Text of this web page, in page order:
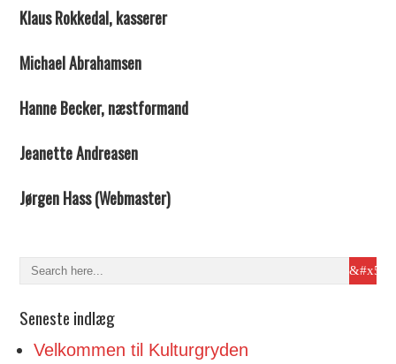
Klaus Rokkedal, kasserer
Michael Abrahamsen
Hanne Becker, næstformand
Jeanette Andreasen
Jørgen Hass (Webmaster)
Seneste indlæg
Velkommen til Kulturgryden